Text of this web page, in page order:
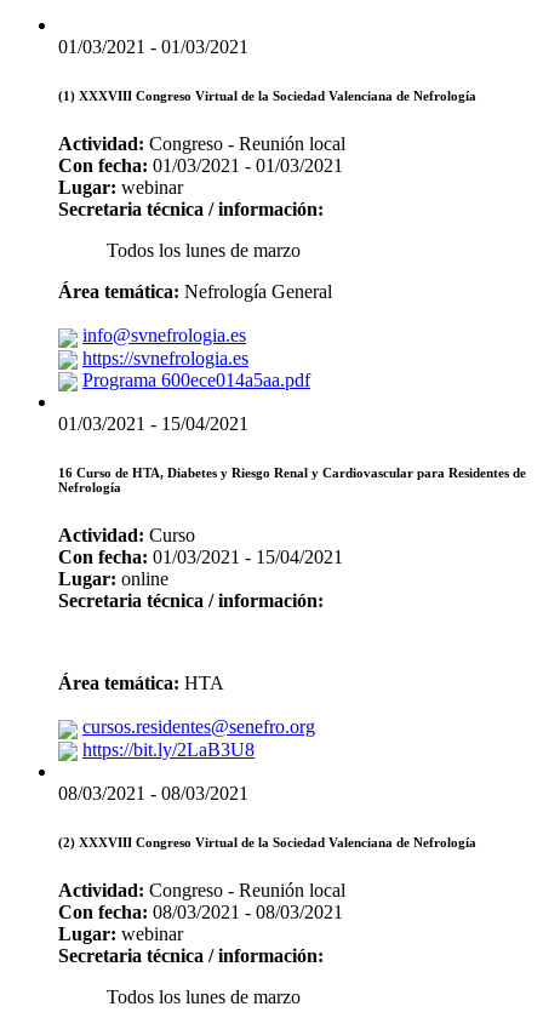
01/03/2021 - 01/03/2021
(1) XXXVIII Congreso Virtual de la Sociedad Valenciana de Nefrología
Actividad: Congreso - Reunión local
Con fecha: 01/03/2021 - 01/03/2021
Lugar: webinar
Secretaria técnica / información:
Todos los lunes de marzo
Área temática: Nefrología General
info@svnefrologia.es
https://svnefrologia.es
Programa 600ece014a5aa.pdf
01/03/2021 - 15/04/2021
16 Curso de HTA, Diabetes y Riesgo Renal y Cardiovascular para Residentes de
Nefrología
Actividad: Curso
Con fecha: 01/03/2021 - 15/04/2021
Lugar: online
Secretaria técnica / información:
Área temática: HTA
cursos.residentes@senefro.org
https://bit.ly/2LaB3U8
08/03/2021 - 08/03/2021
(2) XXXVIII Congreso Virtual de la Sociedad Valenciana de Nefrología
Actividad: Congreso - Reunión local
Con fecha: 08/03/2021 - 08/03/2021
Lugar: webinar
Secretaria técnica / información:
Todos los lunes de marzo